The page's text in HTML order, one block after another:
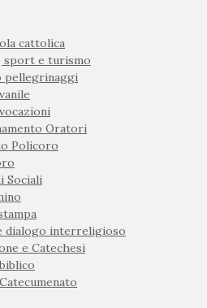
cattolica
sport e turismo
pellegrinaggi
Oratori
Policoro
Sociali
dialogo interreligioso
e Catechesi